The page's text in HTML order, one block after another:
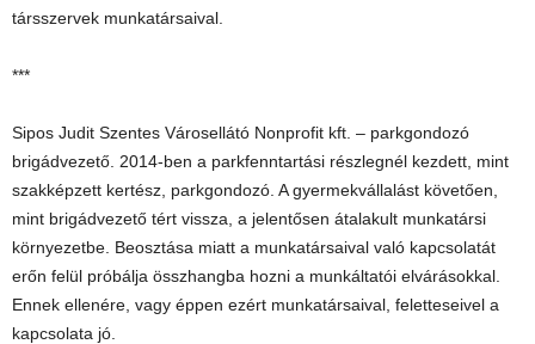
társszervek munkatársaival.
***
Sipos Judit Szentes Városellátó Nonprofit kft. – parkgondozó
brigádvezető. 2014-ben a parkfenntartási részlegnél kezdett, mint
szakképzett kertész, parkgondozó. A gyermekvállalást követően,
mint brigádvezető tért vissza, a jelentősen átalakult munkatársi
környezetbe. Beosztása miatt a munkatársaival való kapcsolatát
erőn felül próbálja összhangba hozni a munkáltatói elvárásokkal.
Ennek ellenére, vagy éppen ezért munkatársaival, feletteseivel a
kapcsolata jó.